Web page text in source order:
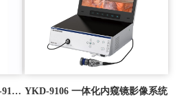
一体化内窥镜影像系统 YKD-9103A YKD-9106 一体化内窥镜影像系统